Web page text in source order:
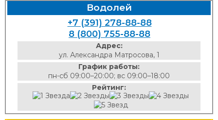
Водолей
+7 (391) 278-88-88
8 (800) 755-88-88
Адрес:
ул. Александра Матросова, 1
График работы:
пн-сб 09:00–20:00; вс 09:00–18:00
Рейтинг: